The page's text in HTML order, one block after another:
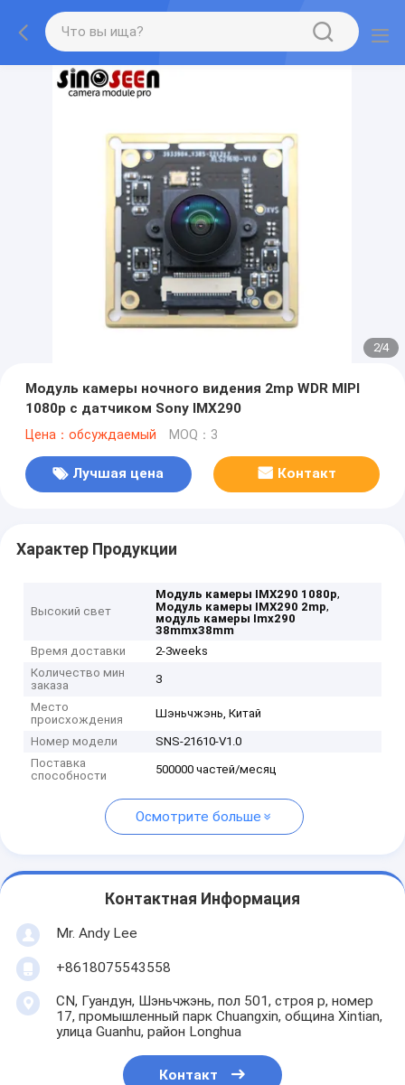
2/4
Модуль камеры ночного видения 2mp WDR MIPI
1080p с датчиком Sony IMX290
Цена：обсуждаемый MOQ：3
Лучшая цена Контакт
Характер Продукции
Высокий свет
Модуль камеры IMX290 1080p,
Модуль камеры IMX290 2mp,
модуль камеры Imx290
38mmx38mm
Время доставки
2-3weeks
Количество мин
заказа
3
Место
происхождения
Шэньчжэнь, Китай
Номер модели
SNS-21610-V1.0
Поставка
способности
500000 частей/месяц
Осмотрите больше
Контактная Информация
Mr. Andy Lee
+8618075543558
CN, Гуандун, Шэньчжэнь, пол 501, строя p, номер
17, промышленный парк Chuangxin, община Xintian,
улица Guanhu, район Longhua
Контакт